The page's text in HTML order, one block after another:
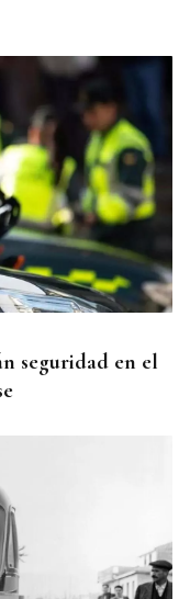
al Congreso
la Casa Blanca
seguridad en el